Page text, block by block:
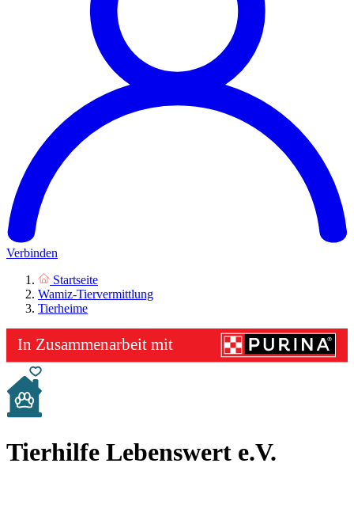
Verbinden
Startseite
Wamiz-Tiervermittlung
Tierheime
Tierhilfe Lebenswert e.V.